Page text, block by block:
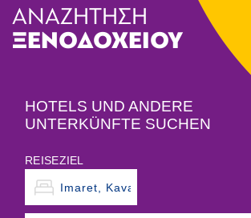
ΑΝΑΖΗΤΗΣΗ
ΞΕΝΟΔΟΧΕΙΟΥ
HOTELS UND ANDERE
UNTERKÜNFTE SUCHEN
REISEZIEL